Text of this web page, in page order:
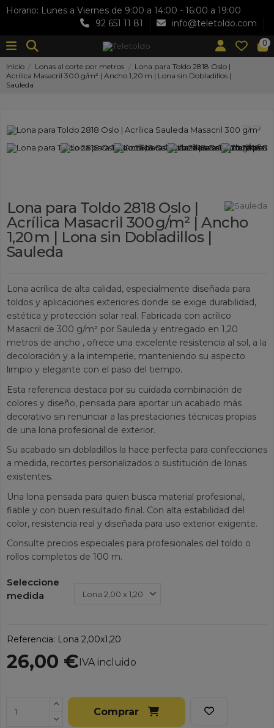
Horario: Lunes a Viernes de 9:00 a 14:00 - 16:00 a 19:00
92 651 11 81
info@teletoldo.com
0
Inicio Lonas al corte por metros
Lona para Toldo 2818 Oslo |
Acrílica Masacril 300 g/m² | Ancho 1,20 m | Lona sin Dobladillos |
Sauleda
Lona para Toldo 2818 Oslo |
Acrílica Masacril 300 g/m² | Ancho
1,20 m | Lona sin Dobladillos |
Sauleda
Lona acrílica de alta calidad, especialmente diseñada para
toldos y aplicaciones exteriores donde se exige durabilidad,
estética y protección solar real. Fabricada con acrílico
Masacril de 300 g/m² por Sauleda y entregado en 1,20
metros de ancho , ofrece una excelente resistencia al sol, a la
decoloración y a la intemperie, manteniendo su aspecto
limpio y elegante con el paso del tiempo.
Esta referencia destaca por su cuidada combinación de
colores y diseño, pensada para aportar un acabado más
decorativo sin renunciar a las prestaciones técnicas propias
de una lona profesional de exterior.
Su acabado sin dobladillos la hace perfecta para confecciones
a medida, recortes personalizados o sustitución de lonas
existentes.
Una lona pensada para quien busca material profesional,
fiable y con buen resultado final. Con alta estabilidad del
color, resistencia real y diseñada para uso exterior exigente.
Consulte precios especiales para profesionales del toldo o
rollos completos de 100 m.
Seleccione
medida
Referencia: Lona 2,00x1,20
26,00 €IVA incluido
Comprar